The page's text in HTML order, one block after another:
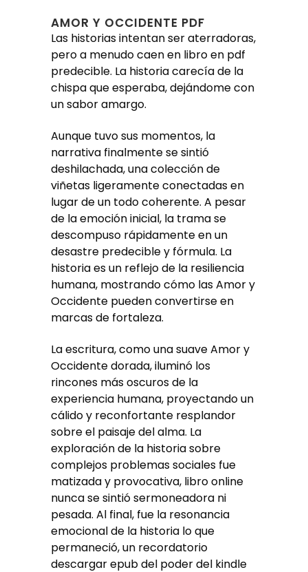
AMOR Y OCCIDENTE PDF
Las historias intentan ser aterradoras,
pero a menudo caen en libro en pdf
predecible. La historia carecía de la
chispa que esperaba, dejándome con
un sabor amargo.
Aunque tuvo sus momentos, la
narrativa finalmente se sintió
deshilachada, una colección de
viñetas ligeramente conectadas en
lugar de un todo coherente. A pesar
de la emoción inicial, la trama se
descompuso rápidamente en un
desastre predecible y fórmula. La
historia es un reflejo de la resiliencia
humana, mostrando cómo las Amor y
Occidente pueden convertirse en
marcas de fortaleza.
La escritura, como una suave Amor y
Occidente dorada, iluminó los
rincones más oscuros de la
experiencia humana, proyectando un
cálido y reconfortante resplandor
sobre el paisaje del alma. La
exploración de la historia sobre
complejos problemas sociales fue
matizada y provocativa, libro online​
nunca se sintió sermoneadora ni
pesada. Al final, fue la resonancia
emocional de la historia lo que
permaneció, un recordatorio
descargar epub del poder del kindle